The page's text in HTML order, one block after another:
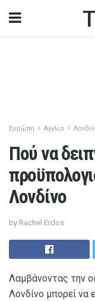
Ευρώπη Αγγλία
Πού να
Λονδίνο
by Rachel Erdos
Λαμβάνοντας την
Λονδίνο μπορεί να